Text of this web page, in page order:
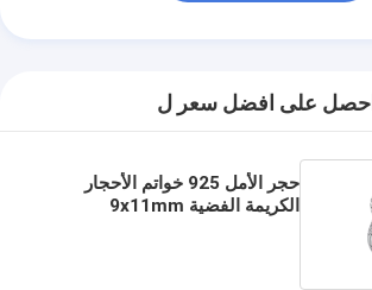
احصل على افضل سعر ل
حجر الأمل 925 خواتم الأحجار
الكريمة الفضية 9x11mm